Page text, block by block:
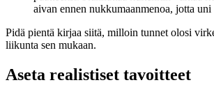
aivan ennen nukkumaanmenoa, jotta
Pidä pientä kirjaa siitä, milloin tunnet olosi
liikunta sen mukaan.
Aseta realistiset tavoitteet